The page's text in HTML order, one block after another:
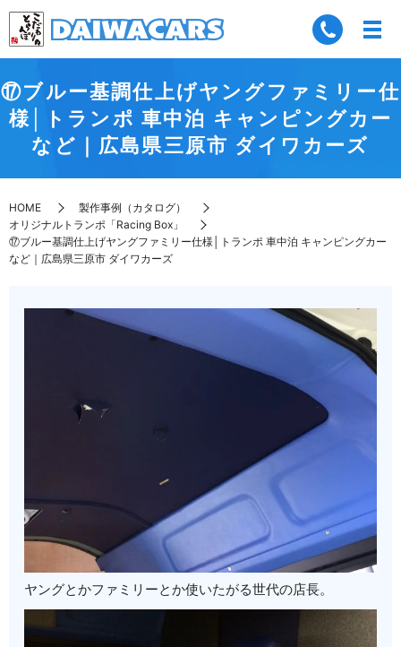
⑰ブルー基調仕上げヤングファミリー仕
様│トランポ 車中泊 キャンピングカー
など｜広島県三原市 ダイワカーズ
HOME
製作事例（カタログ）
オリジナルトランポ「Racing Box」
⑰ブルー基調仕上げヤングファミリー仕様│トランポ 車中泊 キャンピングカー
など｜広島県三原市 ダイワカーズ
ヤングとかファミリーとか使いたがる世代の店長。